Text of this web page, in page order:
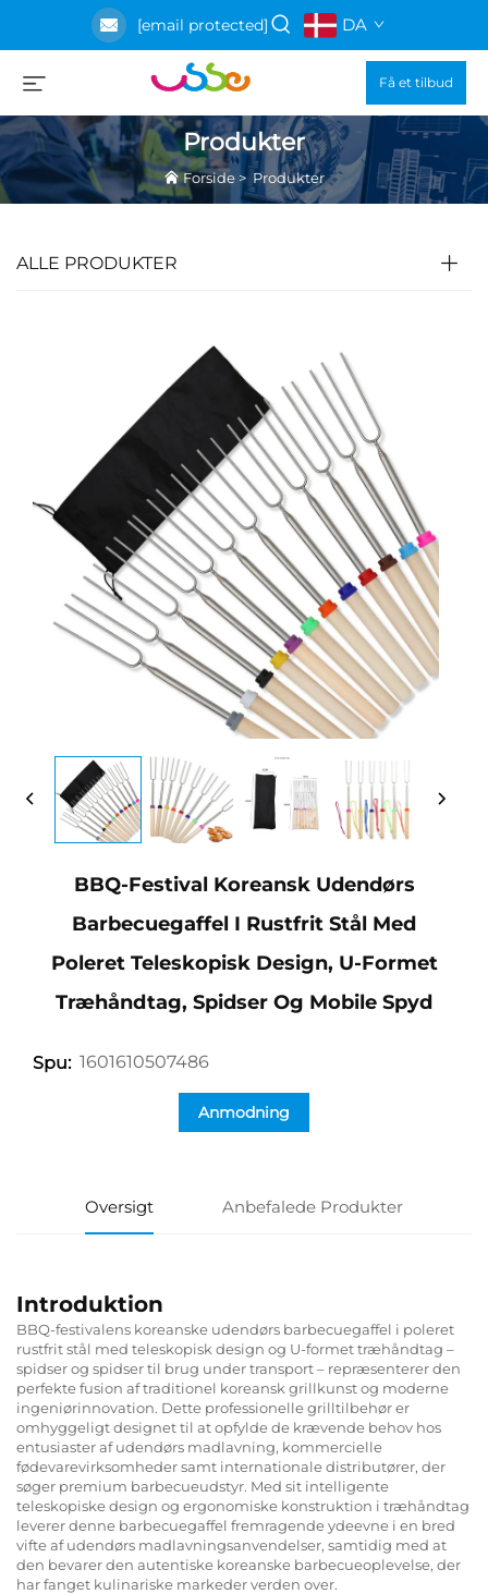
[email protected] DA
Få et tilbud
Produkter
Forside >Produkter
ALLE PRODUKTER
BBQ-Festival Koreansk Udendørs
Barbecuegaffel I Rustfrit Stål Med
Poleret Teleskopisk Design, U-Formet
Træhåndtag, Spidser Og Mobile Spyd
Spu: 1601610507486
Anmodning
Oversigt Anbefalede Produkter
Introduktion
BBQ-festivalens koreanske udendørs barbecuegaffel i poleret
rustfrit stål med teleskopisk design og U-formet træhåndtag –
spidser og spidser til brug under transport – repræsenterer den
perfekte fusion af traditionel koreansk grillkunst og moderne
ingeniørinnovation. Dette professionelle grilltilbehør er
omhyggeligt designet til at opfylde de krævende behov hos
entusiaster af udendørs madlavning, kommercielle
fødevarevirksomheder samt internationale distributører, der
søger premium barbecueudstyr. Med sit intelligente
teleskopiske design og ergonomiske konstruktion i træhåndtag
leverer denne barbecuegaffel fremragende ydeevne i en bred
vifte af udendørs madlavningsanvendelser, samtidig med at
den bevarer den autentiske koreanske barbecueoplevelse, der
har fanget kulinariske markeder verden over.